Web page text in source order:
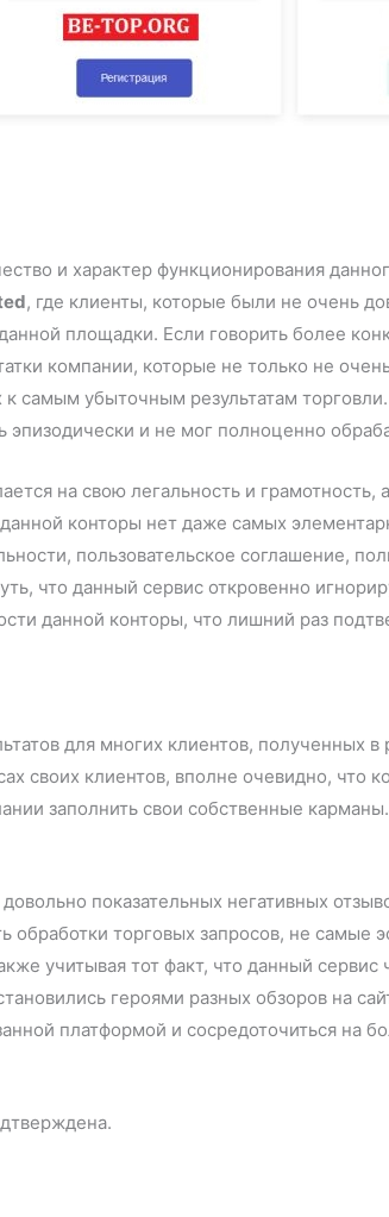
и характер функционирования
, где клиенты, которые были не очень
площадки. Если говорить более
компании, которые не только не
самым убыточным результатам
и не мог полноценно
на свою легальность и грамотность,
конторы нет даже самых
пользовательское соглашение,
что данный сервис откровенно
данной конторы, что лишний раз
для многих клиентов, полученных
своих клиентов, вполне очевидно, что
заполнить свои собственные карманы.
показательных негативных
обработки торговых запросов, не
учитывая тот факт, что данный
героями разных обзоров на
платформой и сосредоточиться на